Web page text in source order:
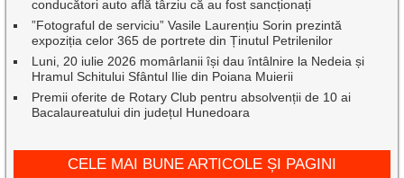
conducători auto află târziu că au fost sancționați
”Fotograful de serviciu” Vasile Laurențiu Sorin prezintă
expoziția celor 365 de portrete din Ținutul Petrilenilor
Luni, 20 iulie 2026 momârlanii își dau întâlnire la Nedeia și
Hramul Schitului Sfântul Ilie din Poiana Muierii
Premii oferite de Rotary Club pentru absolvenții de 10 ai
Bacalaureatului din județul Hunedoara
CELE MAI BUNE ARTICOLE ȘI PAGINI